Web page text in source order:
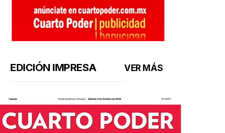
EDICIÓN IMPRESA VER MÁS